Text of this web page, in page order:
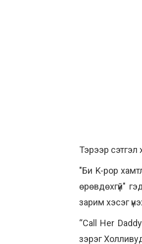
Тэрээр сэтгэл
"Би K-pop
өрөвдөхгүй"
зарим хэсэг
“Call Her
зэрэг